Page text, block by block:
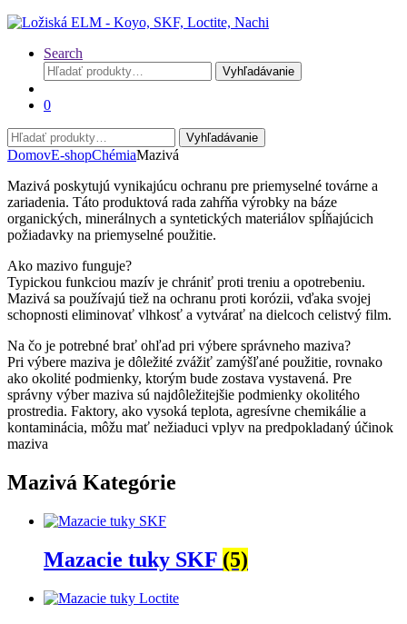
Search
Hľadať:
Vyhľadávanie
0
Hľadať:
Vyhľadávanie
DomovE-shopChémiaMazivá
Mazivá poskytujú vynikajúcu ochranu pre priemyselné továrne a
zariadenia. Táto produktová rada zahŕňa výrobky na báze
organických, minerálnych a syntetických materiálov spĺňajúcich
požiadavky na priemyselné použitie.
Ako mazivo funguje?
Typickou funkciou mazív je chrániť proti treniu a opotrebeniu.
Mazivá sa používajú tiež na ochranu proti korózii, vďaka svojej
schopnosti eliminovať vlhkosť a vytvárať na dielcoch celistvý film.
Na čo je potrebné brať ohľad pri výbere správneho maziva?
Pri výbere maziva je dôležité zvážiť zamýšľané použitie, rovnako
ako okolité podmienky, ktorým bude zostava vystavená. Pre
správny výber maziva sú najdôležitejšie podmienky okolitého
prostredia. Faktory, ako vysoká teplota, agresívne chemikálie a
kontaminácia, môžu mať nežiaduci vplyv na predpokladaný účinok
maziva
Mazivá Kategórie
Mazacie tuky SKF (5)